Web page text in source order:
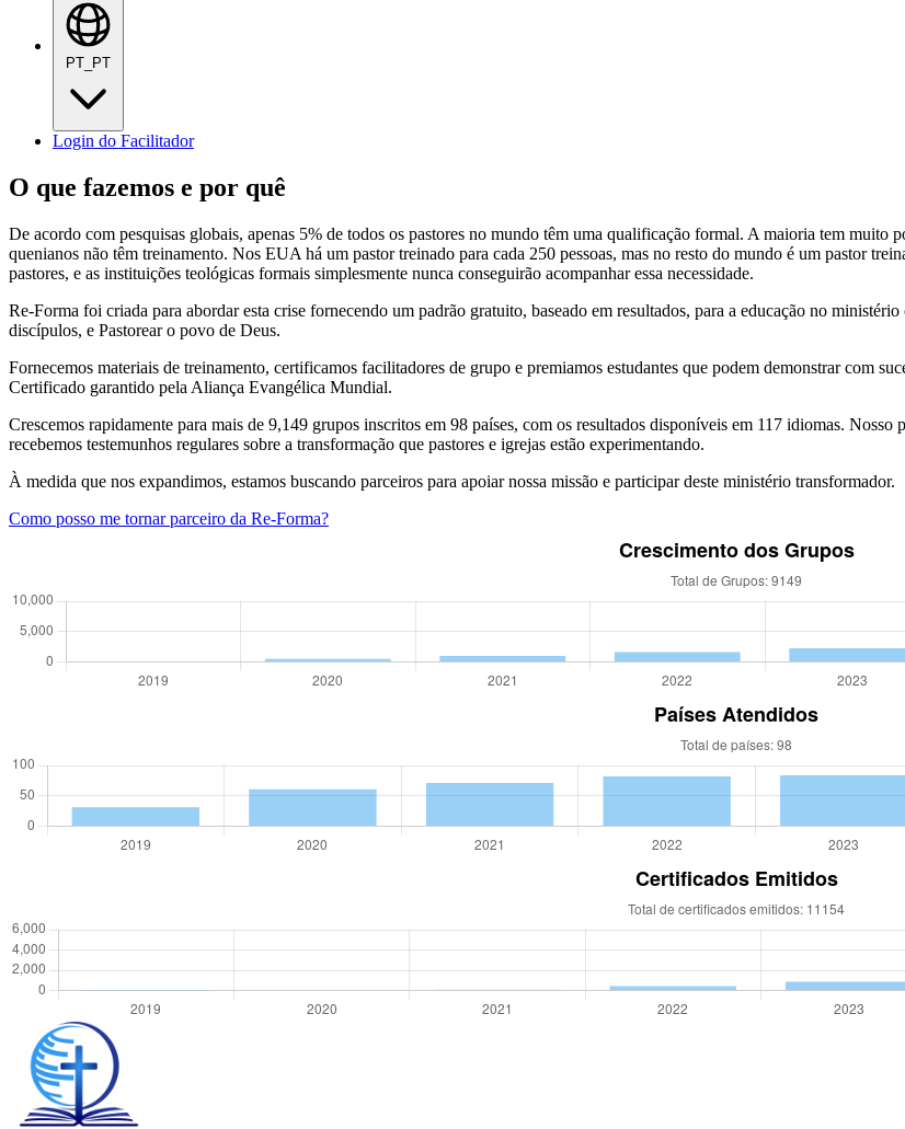
PT_PT
Login do Facilitador
O que fazemos e por quê
De acordo com pesquisas globais, apenas 5% de todos os pastores no mundo têm uma qualificação formal. A maioria tem
quenianos não têm treinamento. Nos EUA há um pastor treinado para cada 250 pessoas, mas no resto do mundo é um pastor
pastores, e as instituições teológicas formais simplesmente nunca conseguirão acompanhar essa necessidade.
Re-Forma foi criada para abordar esta crise fornecendo um padrão gratuito, baseado em resultados, para a educação no
discípulos, e Pastorear o povo de Deus.
Fornecemos materiais de treinamento, certificamos facilitadores de grupo e premiamos estudantes que podem demonstrar com
Certificado garantido pela Aliança Evangélica Mundial.
Crescemos rapidamente para mais de 9,149 grupos inscritos em 98 países, com os resultados disponíveis em 117 idiomas.
recebemos testemunhos regulares sobre a transformação que pastores e igrejas estão experimentando.
À medida que nos expandimos, estamos buscando parceiros para apoiar nossa missão e participar deste ministério transformador.
Como posso me tornar parceiro da Re-Forma?